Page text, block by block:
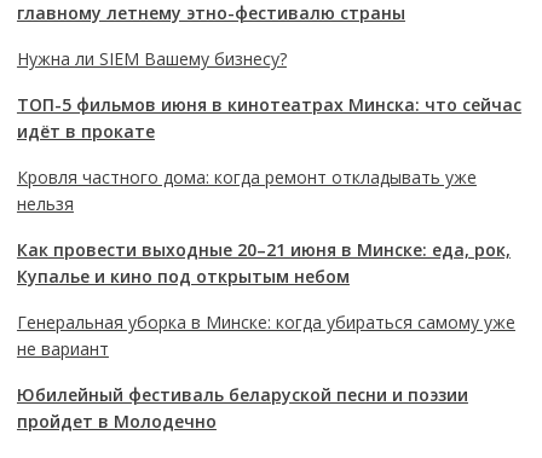
главному летнему этно-фестивалю страны
Нужна ли SIEM Вашему бизнесу?
ТОП-5 фильмов июня в кинотеатрах Минска: что сейчас
идёт в прокате
Кровля частного дома: когда ремонт откладывать уже
нельзя
Как провести выходные 20–21 июня в Минске: еда, рок,
Купалье и кино под открытым небом
Генеральная уборка в Минске: когда убираться самому уже
не вариант
Юбилейный фестиваль беларуской песни и поэзии
пройдет в Молодечно